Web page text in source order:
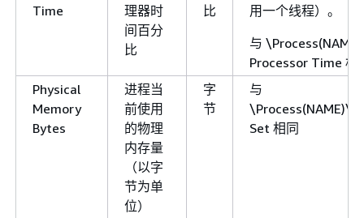
Time
理器时
间百分
比
比
用一个线程）。
与
Processor Time 相
Physical
Memory
Bytes
进程当
前使用
的物理
内存量
（以字
节为单
位）
字
节
与
Set 相同